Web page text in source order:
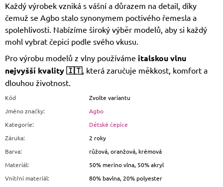
Každý výrobek vzniká s vášní a důrazem na detail, díky
čemuž se Agbo stalo synonymem poctivého řemesla a
spolehlivosti. Nabízíme široký výběr modelů, aby si každý
mohl vybrat čepici podle svého vkusu.
Pro výrobu modelů z vlny používáme italskou vlnu
nejvyšší kvality 🇮🇹, která zaručuje měkkost, komfort a
dlouhou životnost.
Kód
Zvolte variantu
Jméno značky:
Agbo
Kategorie:
Dětské čepice
Záruka:
2 roky
Barva:
růžová, oranžová, krémová
Materiál:
50% merino vlna, 50% akryl
Vnitřní materiál: 80% bavlna, 20% polyester